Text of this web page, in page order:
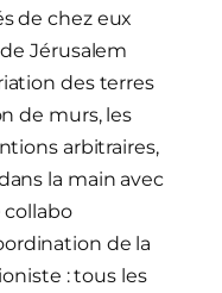
de chez eux
Jérusalem
des terres
de murs, les
arbitraires,
la main avec
collabo
de la
: tous les